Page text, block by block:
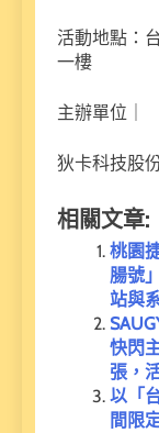
活動地點：
一樓
主辦單位｜
狄卡科技股
相關文章:
桃園
腸號
站與
快閃
張，
以「
間限